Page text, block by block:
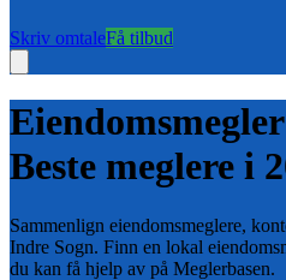
Skriv omtaleFå tilbud
Eiendomsmegler
Beste meglere i
Sammenlign eiendomsmeglere,
Indre Sogn. Finn en lokal
du kan få hjelp av på Meglerbasen.